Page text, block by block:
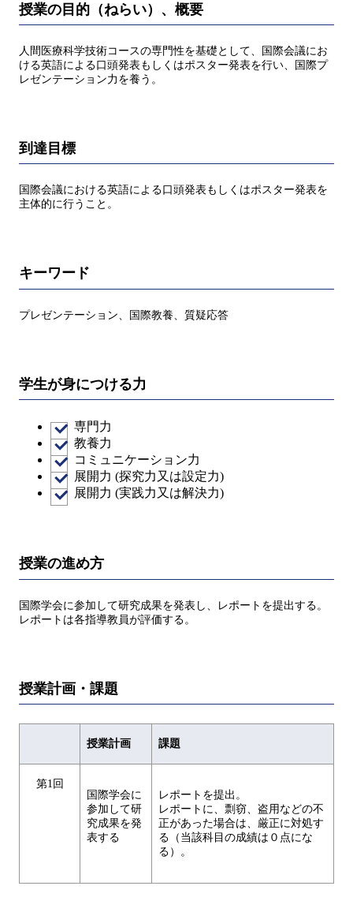
授業の目的（ねらい）、概要
人間医療科学技術コースの専門性を基礎として、国際会議にお
ける英語による口頭発表もしくはポスター発表を行い、国際プ
レゼンテーション力を養う。
到達目標
国際会議における英語による口頭発表もしくはポスター発表を
主体的に行うこと。
キーワード
プレゼンテーション、国際教養、質疑応答
学生が身につける力
専門力
教養力
コミュニケーション力
展開力 (探究力又は設定力)
展開力 (実践力又は解決力)
授業の進め方
国際学会に参加して研究成果を発表し、レポートを提出する。
レポートは各指導教員が評価する。
授業計画・課題
授業計画 課題
第1回
国際学会に
参加して研
究成果を発
表する
レポートを提出。
レポートに、剽窃、盗用などの不
正があった場合は、厳正に対処す
る（当該科目の成績は０点にな
る）。